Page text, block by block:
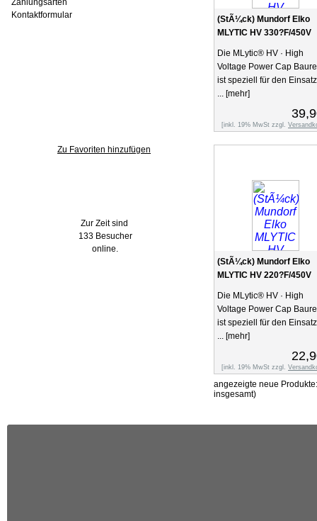
Zahlungsarten
Kontaktformular
Zu Favoriten hinzufügen
Zur Zeit sind
133 Besucher
online.
(StÃ¼ck) Mundorf Elko
MLYTIC HV 330?F/450V
Die MLytic® HV · High
Voltage Power Cap
ist speziell für den
... [mehr]
[inkl. 19% MwSt zzgl.
(StÃ¼ck) Mundorf Elko
MLYTIC HV 220?F/450V
Die MLytic® HV · High
Voltage Power Cap
ist speziell für den
... [mehr]
[inkl. 19% MwSt zzgl.
angezeigte neue
insgesamt)